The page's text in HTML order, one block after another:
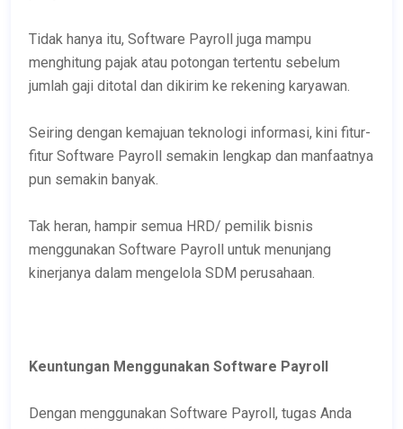
Tidak hanya itu, Software Payroll juga mampu
menghitung pajak atau potongan tertentu sebelum
jumlah gaji ditotal dan dikirim ke rekening karyawan.
Seiring dengan kemajuan teknologi informasi, kini fitur-
fitur Software Payroll semakin lengkap dan manfaatnya
pun semakin banyak.
Tak heran, hampir semua HRD/ pemilik bisnis
menggunakan Software Payroll untuk menunjang
kinerjanya dalam mengelola SDM perusahaan.
Keuntungan Menggunakan Software Payroll
Dengan menggunakan Software Payroll, tugas Anda